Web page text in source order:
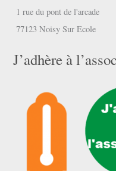
1 rue du pont de l'arcade
77123 Noisy Sur Ecole
J’adhère à